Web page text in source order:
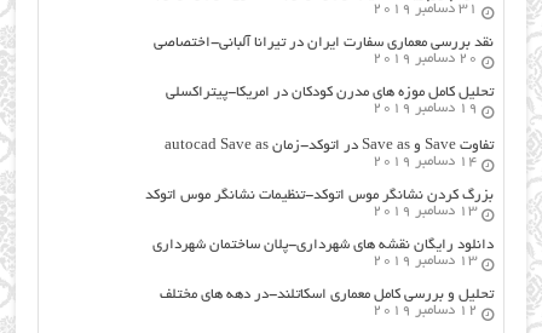
31 دسامبر 2019
نقد بررسی معماری سفارت ایران در تیرانا آلبانی-اختصاصی
20 دسامبر 2019
تحلیل کامل موزه های مدرن کودکان در امریکا-پیتراکسلی
19 دسامبر 2019
تفاوت Save و Save as در اتوکد-زمان autocad Save as
14 دسامبر 2019
بزرگ کردن نشانگر موس اتوکد-تنظیمات نشانگر موس اتوکد
13 دسامبر 2019
دانلود رایگان نقشه های شهرداری-پلان ساختمان شهرداری
13 دسامبر 2019
تحلیل و بررسی کامل معماری اسکاتلند-در دهه های مختلف
12 دسامبر 2019